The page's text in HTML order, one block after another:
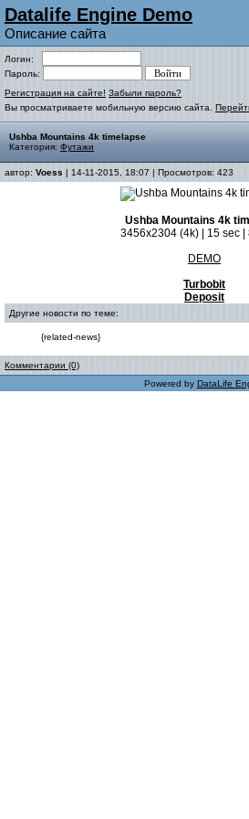
Datalife Engine Demo
Описание сайта
Логин:
Пароль:
Регистрация на сайте! Забыли пароль?
Вы просматриваете мобильную версию сайта.
Ushba Mountains 4k timelapse
Категория: Футажи
автор: Voess | 14-11-2015, 18:07 | Просмотров: 423
Ushba Mountains 4k
3456x2304 (4k) | 15 sec |
DEMO
Turbobit
Deposit
Другие новости по теме:
{related-news}
Комментарии (0)
Powered by DataLife